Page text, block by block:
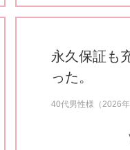
永久保証も
った。
40代男性様（2026年